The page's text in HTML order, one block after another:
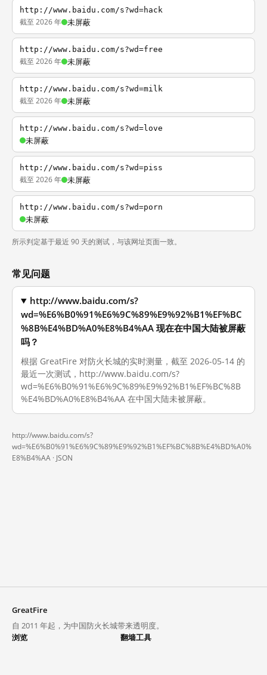
http://www.baidu.com/s?wd=hack
截至 2026 年 未屏蔽
http://www.baidu.com/s?wd=free
截至 2026 年 未屏蔽
http://www.baidu.com/s?wd=milk
截至 2026 年 未屏蔽
http://www.baidu.com/s?wd=love
未屏蔽
http://www.baidu.com/s?wd=piss
截至 2026 年 未屏蔽
http://www.baidu.com/s?wd=porn
未屏蔽
所示判定基于最近 90 天的测试，与该网址页面一致。
常见问题
http://www.baidu.com/s?
wd=%E6%B0%91%E6%9C%89%E9%92%B1%EF%BC
%8B%E4%BD%A0%E8%B4%AA 现在在中国大陆被屏蔽
吗？
根据 GreatFire 对防火长城的实时测量，截至 2026-05-14 的
最近一次测试，http://www.baidu.com/s?
wd=%E6%B0%91%E6%9C%89%E9%92%B1%EF%BC%8B
%E4%BD%A0%E8%B4%AA 在中国大陆未被屏蔽。
http://www.baidu.com/s?
wd=%E6%B0%91%E6%9C%89%E9%92%B1%EF%BC%8B%E4%BD%A0%
E8%B4%AA · JSON
GreatFire
自 2011 年起，为中国防火长城带来透明度。
浏览
翻墙工具